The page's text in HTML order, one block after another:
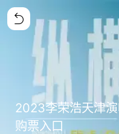
2023李荣浩天津演
购票入口